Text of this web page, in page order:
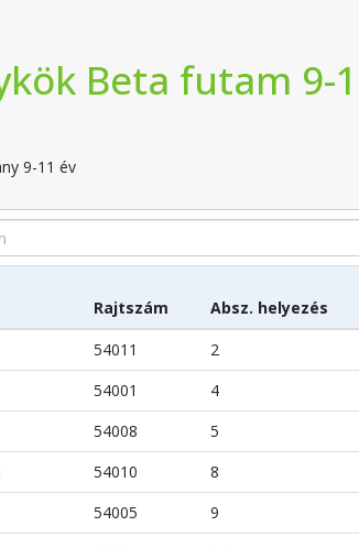
Beta futam 9-
9-11 év
Rajtszám Absz. helyezés
54011 2
54001 4
54008 5
54010 8
54005 9